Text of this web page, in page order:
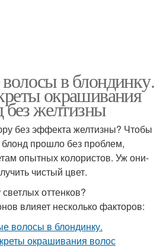
в блондинку.
окрашивания
без желтизны
без эффекта желтизны? Чтобы
прошло без проблем,
опытных колористов. Уж они-
чистый цвет.
оттенков?
влияет несколько факторов: